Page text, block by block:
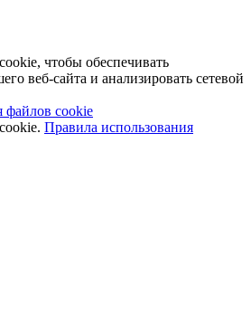
чтобы обеспечивать
веб-сайта и анализировать сетевой
файлов cookie
Правила использования